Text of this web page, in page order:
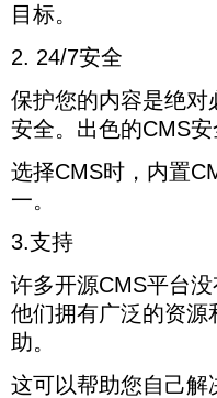
目标。
2. 24/7安全
保护您的内容是绝对
安全。出色的CMS
选择CMS时，内置
一。
3.支持
许多开源CMS平台
他们拥有广泛的资源
助。
这可以帮助您自己解